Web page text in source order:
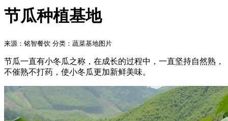
节瓜种植基地
来源：铭智餐饮 分类：蔬菜基地图片
节瓜一直有小冬瓜之称，在成长的过程中，一直坚持自然熟，
不催熟不打药，使小冬瓜更加新鲜美味。